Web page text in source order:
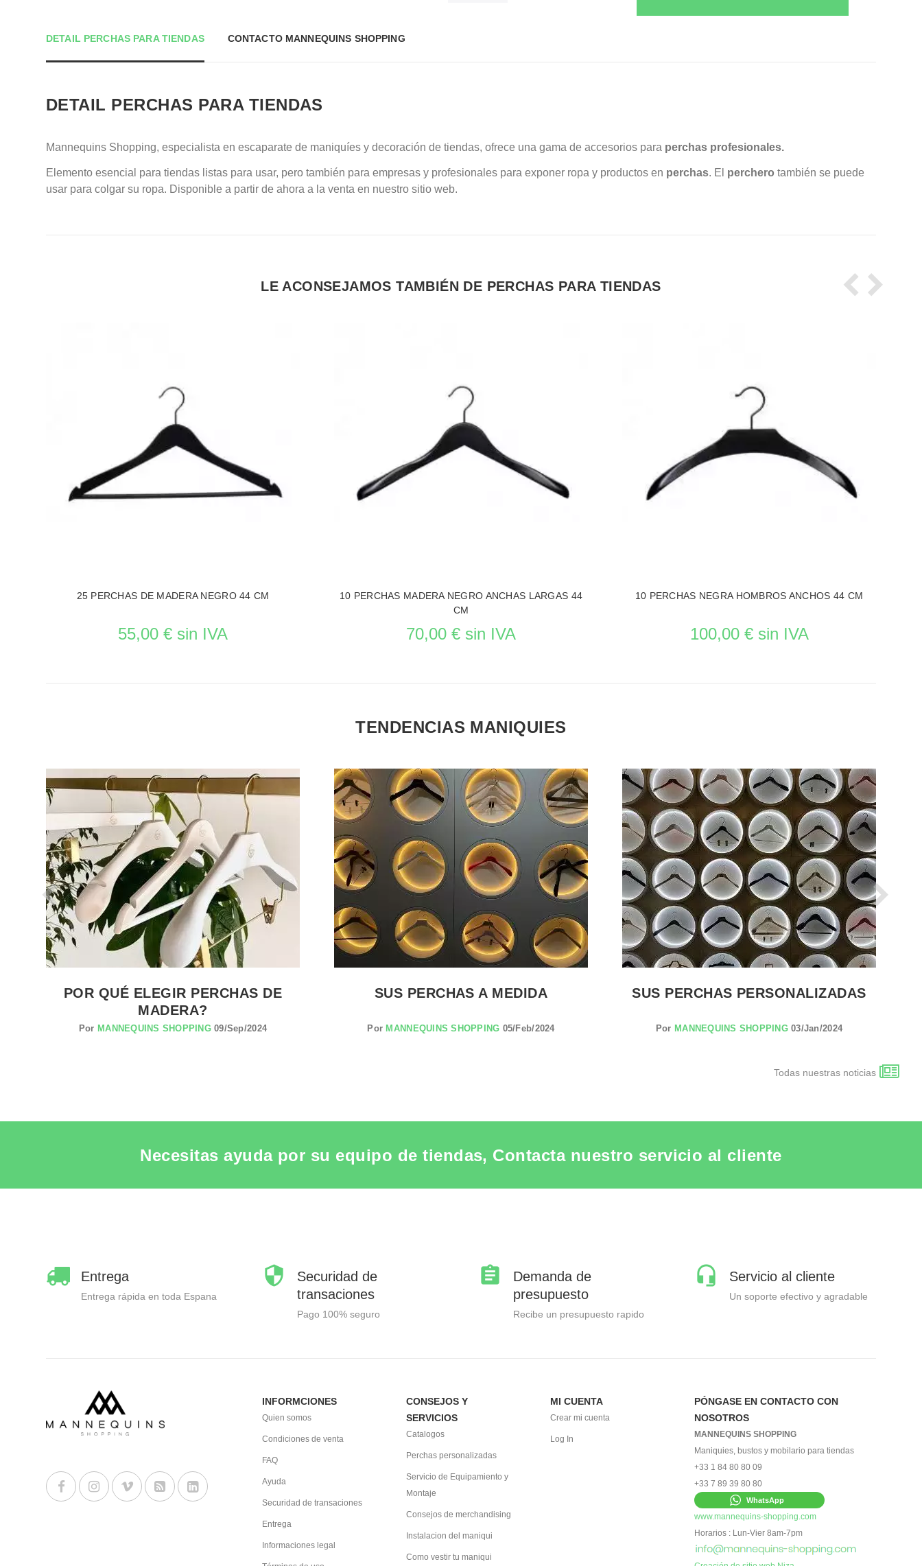
DETAIL PERCHAS PARA TIENDAS CONTACTO MANNEQUINS SHOPPING
DETAIL PERCHAS PARA TIENDAS
Mannequins Shopping, especialista en escaparate de maniquíes y decoración de tiendas, ofrece una gama de accesorios para perchas profesionales.
Elemento esencial para tiendas listas para usar, pero también para empresas y profesionales para exponer ropa y productos en perchas. El perchero también se puede
usar para colgar su ropa. Disponible a partir de ahora a la venta en nuestro sitio web.
LE ACONSEJAMOS TAMBIÉN DE PERCHAS PARA TIENDAS
25 PERCHAS DE MADERA NEGRO 44 CM
55,00 € sin IVA
VER EL PRODUCTO PERCHAS PARA TIENDAS
10 PERCHAS MADERA NEGRO ANCHAS LARGAS 44
CM
70,00 € sin IVA
VER EL PRODUCTO PERCHAS PARA TIENDAS
10 PERCHAS NEGRA HOMBROS ANCHOS 44 CM
100,00 € sin IVA
VER EL PRODUCTO PERCHAS PARA TIENDAS
TENDENCIAS MANIQUIES
POR QUÉ ELEGIR PERCHAS DE
MADERA?
Por MANNEQUINS SHOPPING09/Sep/2024
SUS PERCHAS A MEDIDA
Por MANNEQUINS SHOPPING 05/Feb/2024
SUS PERCHAS PERSONALIZADAS
Por MANNEQUINS SHOPPING03/Jan/2024
Todas nuestras noticias
Necesitas ayuda por su equipo de tiendas, Contacta nuestro servicio al cliente
Entrega
Entrega rápida en toda Espana
Securidad de
transaciones
Pago 100% seguro
Demanda de
presupuesto
Recibe un presupuesto rapido
Servicio al cliente
Un soporte efectivo y agradable
INFORMCIONES
Quien somos
Condiciones de venta
FAQ
Ayuda
Securidad de transaciones
Entrega
Informaciones legal
CONSEJOS Y
SERVICIOS
Catalogos
Perchas personalizadas
Servicio de Equipamiento y
Montaje
Consejos de merchandising
Instalacion del maniqui
Como vestir tu maniqui
MI CUENTA
Crear mi cuenta
Log In
PÓNGASE EN CONTACTO CON
NOSOTROS
MANNEQUINS SHOPPING
Maniquies, bustos y mobilario para tiendas
+33 1 84 80 80 09
+33 7 89 39 80 80
WhatsApp
www.mannequins-shopping.com
Horarios : Lun-Vier 8am-7pm